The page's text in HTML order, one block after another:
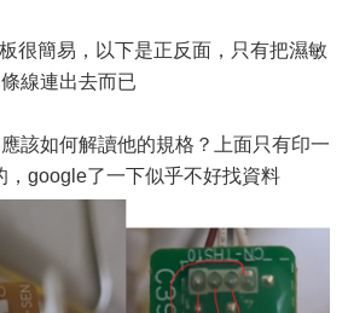
很簡易，以下是正反面，只有把濕敏
線連出去而已
該如何解讀他的規格？上面只有印一
，google了一下似乎不好找資料